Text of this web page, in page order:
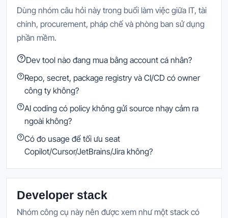
Dùng nhóm câu hỏi này trong buổi làm việc giữa IT, tài
chính, procurement, pháp chế và phòng ban sử dụng
phần mềm.
Dev tool nào đang mua bằng account cá nhân?
Repo, secret, package registry và CI/CD có owner
công ty không?
AI coding có policy không gửi source nhạy cảm ra
ngoài không?
Có đo usage để tối ưu seat
Copilot/Cursor/JetBrains/Jira không?
Developer stack
Nhóm công cụ này nên được xem như một stack có